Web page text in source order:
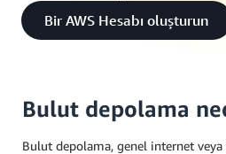
Bir AWS Hesabı oluşturun
Bulut depolama
Bulut depolama, genel internet